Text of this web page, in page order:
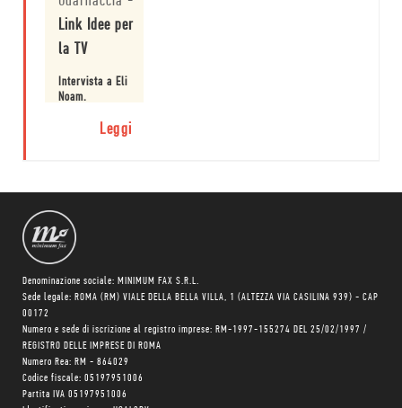
Link Idee per
la TV
Intervista a Eli
Noam.
Leggi
Denominazione sociale: MINIMUM FAX S.R.L.
Sede legale: ROMA (RM) VIALE DELLA BELLA VILLA, 1 (ALTEZZA VIA CASILINA 939) - CAP
00172
Numero e sede di iscrizione al registro imprese: RM-1997-155274 DEL 25/02/1997 /
REGISTRO DELLE IMPRESE DI ROMA
Numero Rea: RM - 864029
Codice fiscale: 05197951006
Partita IVA 05197951006